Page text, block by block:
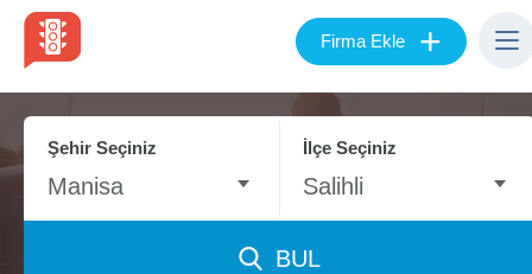
Firma Ekle +
Şehir Seçiniz
Manisa
İlçe Seçiniz
Salihli
BUL